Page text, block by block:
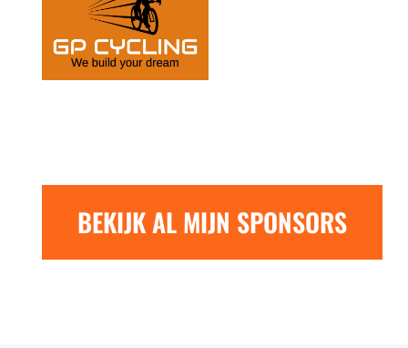
BEKIJK AL MIJN SPONSORS